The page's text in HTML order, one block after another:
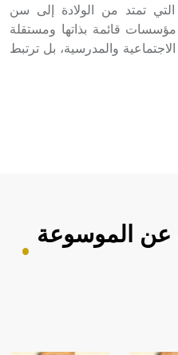
التي تمتد من الولادة إلى سن
قائمة بذاتها ومستقلة
والمدرسية، بل ترتبط
عن الموسوعة